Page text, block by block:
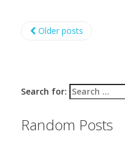
Older posts
Search for:
Random Posts